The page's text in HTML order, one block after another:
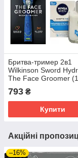
Бритва-тример 2в1
Wilkinson Sword
The Face Groomer
Nivea Men Sensitive
Cooling 100 мл
793 ₴
Купити
Акційні
–16%